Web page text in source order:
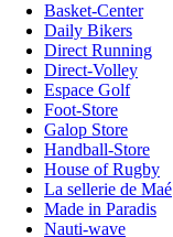
Basket-Center
Daily Bikers
Direct Running
Direct-Volley
Espace Golf
Foot-Store
Galop Store
Handball-Store
House of Rugby
La sellerie de Maé
Made in Paradis
Nauti-wave